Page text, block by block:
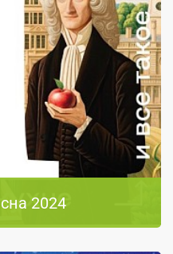
2024